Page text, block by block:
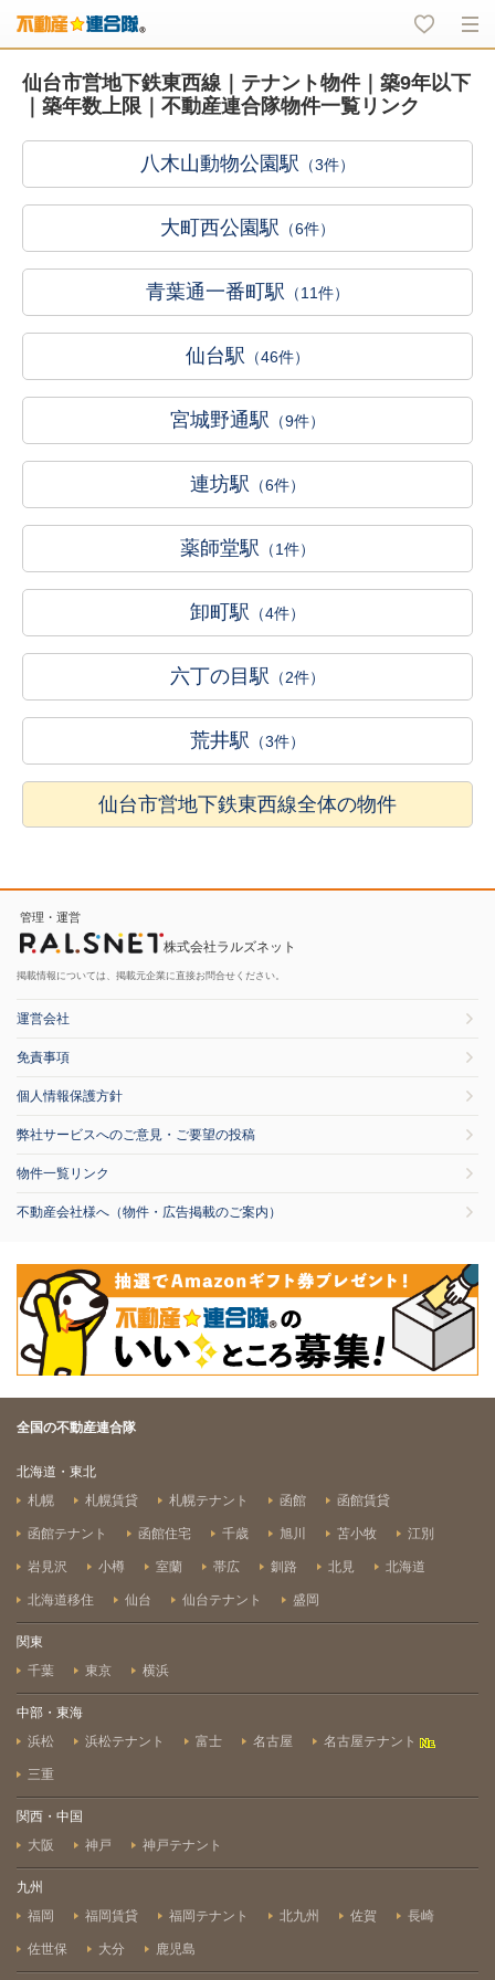
仙台市営地下鉄東西線｜テナント物件｜築9年以下
｜築年数上限｜不動産連合隊物件一覧リンク
八木山動物公園駅 （3件）
大町西公園駅 （6件）
青葉通一番町駅 （11件）
仙台駅 （46件）
宮城野通駅 （9件）
連坊駅 （6件）
薬師堂駅 （1件）
卸町駅 （4件）
六丁の目駅 （2件）
荒井駅 （3件）
仙台市営地下鉄東西線全体の物件
管理・運営
株式会社ラルズネット
掲載情報については、掲載元企業に直接お問合せください。
運営会社
免責事項
個人情報保護方針
弊社サービスへのご意見・ご要望の投稿
物件一覧リンク
不動産会社様へ（物件・広告掲載のご案内）
全国の不動産連合隊
北海道・東北
札幌
札幌賃貸 札幌テナント 函館 函館賃貸
函館テナント 函館住宅 千歳 旭川 苫小牧 江別
岩見沢 小樽 室蘭 帯広 釧路 北見 北海道
北海道移住 仙台 仙台テナント 盛岡
関東
千葉
東京 横浜
中部・東海
浜松
浜松テナント 富士 名古屋 名古屋テナント
三重
関西・中国
大阪
神戸 神戸テナント
九州
福岡
福岡賃貸 福岡テナント 北九州 佐賀 長崎
佐世保 大分 鹿児島